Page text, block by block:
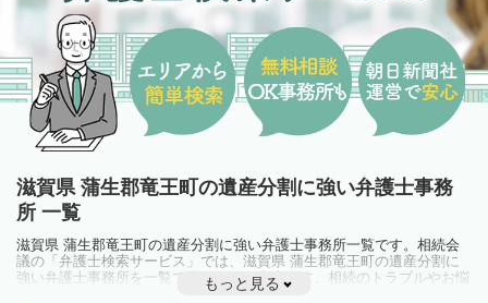
滋賀県 蒲生郡竜王町の遺産分割に強い弁護士事務
所 一覧
滋賀県 蒲生郡竜王町の遺産分割に強い弁護士事務所一覧です。相続会
議の「弁護士検索サービス」では、滋賀県 蒲生郡竜王町の遺産分割に
強い弁護士事務所を一覧で見ることが出来ます。相続のトラブルやお悩
みを抱えている方は一度近隣の弁護士に相談してみましょう。
もっと見る